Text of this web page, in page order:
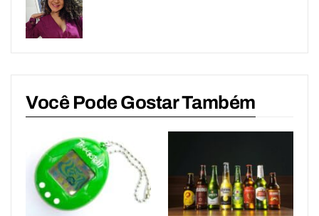
Você Pode Gostar Também